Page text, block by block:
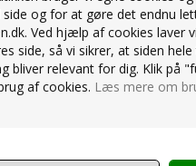
og for at gøre det endnu
Ved hjælp af cookies laver
side, så vi sikrer, at siden
bliver relevant for dig. Klik på
af cookies. Læs mere om